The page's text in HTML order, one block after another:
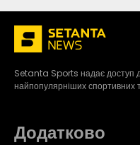
Setanta Sports надає доступ
найпопулярніших спортивних
Додатково